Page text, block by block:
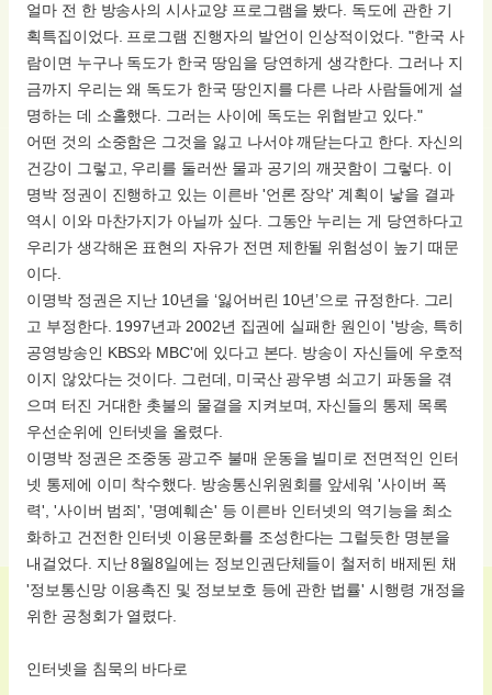
얼마 전 한 방송사의 시사교양 프로그램을 봤다. 독도에 관한 기
획특집이었다. 프로그램 진행자의 발언이 인상적이었다. "한국 사
람이면 누구나 독도가 한국 땅임을 당연하게 생각한다. 그러나 지
금까지 우리는 왜 독도가 한국 땅인지를 다른 나라 사람들에게 설
명하는 데 소홀했다. 그러는 사이에 독도는 위협받고 있다."
어떤 것의 소중함은 그것을 잃고 나서야 깨닫는다고 한다. 자신의
건강이 그렇고, 우리를 둘러싼 물과 공기의 깨끗함이 그렇다. 이
명박 정권이 진행하고 있는 이른바 '언론 장악' 계획이 낳을 결과
역시 이와 마찬가지가 아닐까 싶다. 그동안 누리는 게 당연하다고
우리가 생각해온 표현의 자유가 전면 제한될 위험성이 높기 때문
이다.
이명박 정권은 지난 10년을 ‘잃어버린 10년’으로 규정한다. 그리
고 부정한다. 1997년과 2002년 집권에 실패한 원인이 '방송, 특히
공영방송인 KBS와 MBC'에 있다고 본다. 방송이 자신들에 우호적
이지 않았다는 것이다. 그런데, 미국산 광우병 쇠고기 파동을 겪
으며 터진 거대한 촛불의 물결을 지켜보며, 자신들의 통제 목록
우선순위에 인터넷을 올렸다.
이명박 정권은 조중동 광고주 불매 운동을 빌미로 전면적인 인터
넷 통제에 이미 착수했다. 방송통신위원회를 앞세워 '사이버 폭
력', '사이버 범죄', '명예훼손' 등 이른바 인터넷의 역기능을 최소
화하고 건전한 인터넷 이용문화를 조성한다는 그럴듯한 명분을
내걸었다. 지난 8월8일에는 정보인권단체들이 철저히 배제된 채
'정보통신망 이용촉진 및 정보보호 등에 관한 법률' 시행령 개정을
위한 공청회가 열렸다.
인터넷을 침묵의 바다로